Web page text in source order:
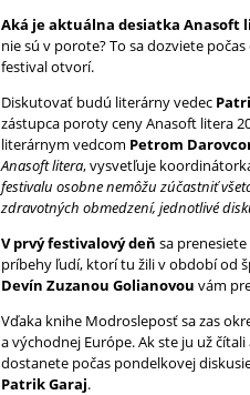
Aká je aktuálna desiatka Anasoft
nie sú v porote? To sa dozviete
festival otvorí.
Diskutovať budú literárny vedec
zástupca poroty ceny Anasoft litera
literárnym vedcom Petrom
Anasoft litera, vysvetľuje
festivalu osobne nemôžu zúčastniť
zdravotných obmedzení, jednotlivé
V prvý festivalový deň sa prenesiete
príbehy ľudí, ktorí tu žili v období od
Devín Zuzanou Golianovou vám
Vďaka knihe Modrosleposť sa zas
a východnej Európe. Ak ste ju už
dostanete počas pondelkovej
Patrik Garaj.